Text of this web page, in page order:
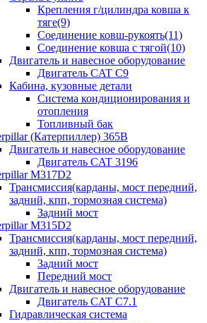
Крепления г/цилиндра ковша к
тяге(9)
Соединение ковш-рукоять(11)
Соединение ковша с тягой(10)
Двигатель и навесное оборудование
Двигатель CAT C9
Кабина, кузовные детали
Система кондиционирования и
отопления
Топливный бак
(Катерпиллер) 365B
Двигатель и навесное оборудование
Двигатель CAT 3196
M317D2
Трансмиссия(карданы, мост передний,
задний, кпп, тормозная система)
Задний мост
M315D2
Трансмиссия(карданы, мост передний,
задний, кпп, тормозная система)
Задний мост
Передний мост
Двигатель и навесное оборудование
Двигатель CAT C7.1
Гидравлическая система